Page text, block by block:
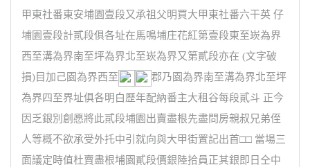
甲東社番東安埔園壹段又承祖父明買大甲東社番六干英 仔
埔園壹段計貳段俱各址在馬鳴埔庄花紅第壹段東至崁為界
西至溝為界南至坪為界北至崁為界又第貳段亦在 (文字破
損)目加己園為界西至
郡乃園為界南至溝為界北至坪
為界四至界址俱各明白歷年配納番主大租谷每段貳斗 正今
因乏銀別創愿將此貳段埔園出賣盡根先盡問房親叔兄弟侄
人等概不欲承受外托中引就向與大甲街置記出首□□ 當場三
面議定時值杜賣盡根埔園貳段價銀陸拾員正其銀即日仝中